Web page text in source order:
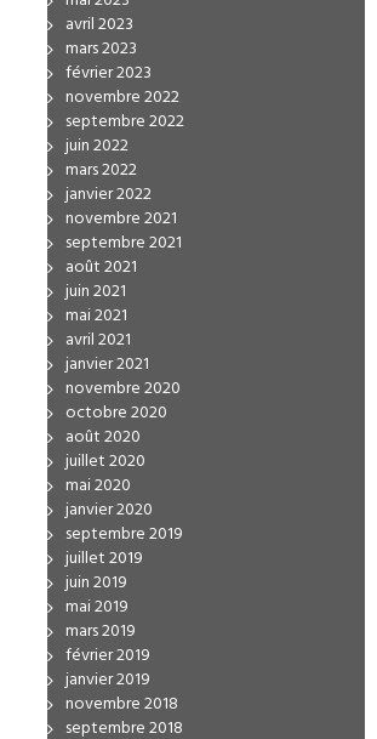
avril 2023
mars 2023
février 2023
novembre 2022
septembre 2022
juin 2022
mars 2022
janvier 2022
novembre 2021
septembre 2021
août 2021
juin 2021
mai 2021
avril 2021
janvier 2021
novembre 2020
octobre 2020
août 2020
juillet 2020
mai 2020
janvier 2020
septembre 2019
juillet 2019
juin 2019
mai 2019
mars 2019
février 2019
janvier 2019
novembre 2018
septembre 2018